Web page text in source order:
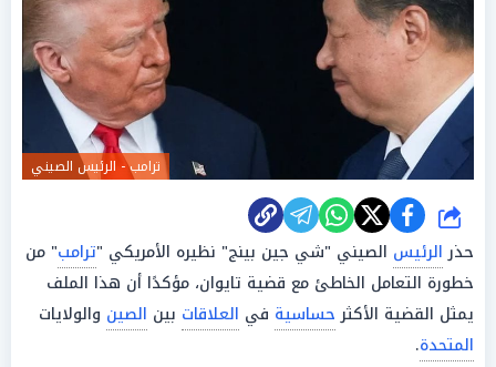
ترامب - الرئيس الصيني
شارك
حذرالرئيس الصيني "شي جين بينج" نظيره الأمريكي "ترامب" من
خطورة التعامل الخاطئ مع قضية تايوان، مؤكدًا أن هذا الملف
يمثل القضية الأكثرحساسية في العلاقات بين الصين والولايات
المتحدة.